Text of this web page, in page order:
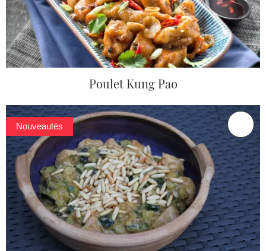
Poulet Kung Pao
Nouveautés